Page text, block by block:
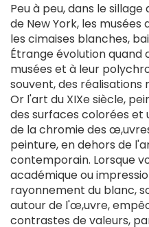
Peu à peu, dans le
de New York, les
les cimaises blanches,
Étrange évolution quand
musées et à leur
souvent, des
Or l'art du XIXe siècle,
des surfaces colorées et
de la chromie des
peinture, en dehors de
contemporain. Lorsque
académique ou
rayonnement du blanc,
autour de l'œ,uvre,
contrastes de valeurs,